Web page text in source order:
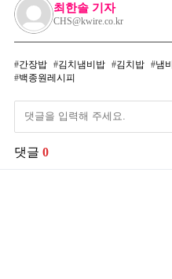
최한솔 기자
CHS@kwire.co.kr
간장밥 김치냄비밥 김치밥 냄
백종원레시피
댓글 0